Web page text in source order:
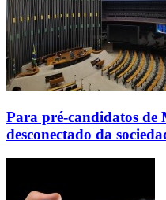
Para pré-candidatos de
desconectado da